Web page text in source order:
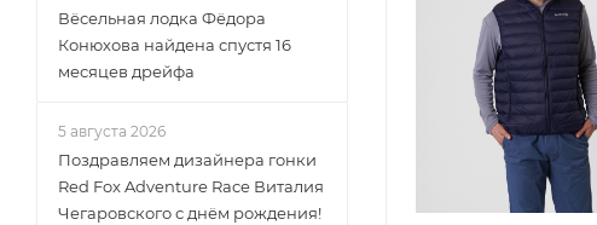
Вёсельная лодка Фёдора
Конюхова найдена спустя 16
месяцев дрейфа
5 августа 2026
Поздравляем дизайнера гонки
Red Fox Adventure Race Виталия
Чегаровского с днём рождения!